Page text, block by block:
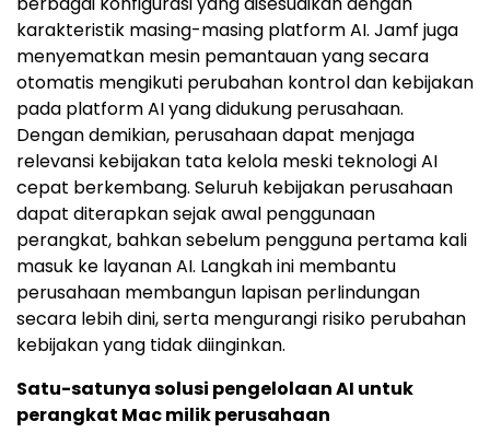
karakteristik masing-masing platform AI. Jamf juga
menyematkan mesin pemantauan yang secara
otomatis mengikuti perubahan kontrol dan kebijakan
pada platform AI yang didukung perusahaan.
Dengan demikian, perusahaan dapat menjaga
relevansi kebijakan tata kelola meski teknologi AI
cepat berkembang. Seluruh kebijakan perusahaan
dapat diterapkan sejak awal penggunaan
perangkat, bahkan sebelum pengguna pertama kali
masuk ke layanan AI. Langkah ini membantu
perusahaan membangun lapisan perlindungan
secara lebih dini, serta mengurangi risiko perubahan
kebijakan yang tidak diinginkan.
Satu-satunya solusi pengelolaan AI untuk
perangkat Mac milik perusahaan